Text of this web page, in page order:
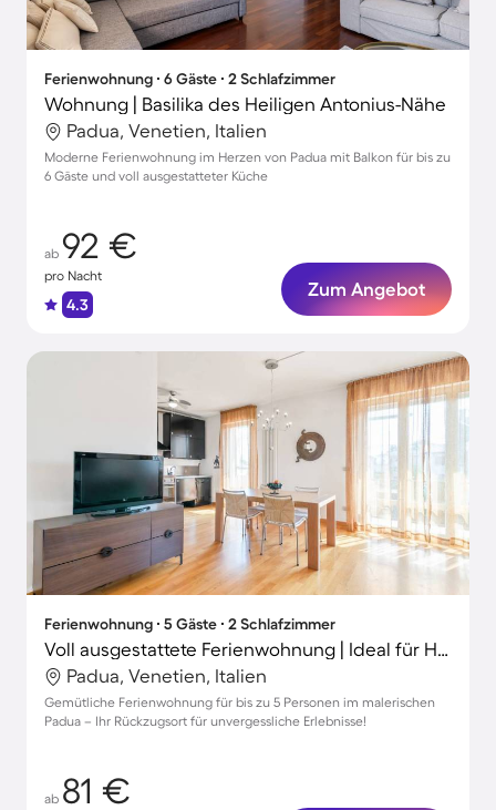
Ferienwohnung ∙ 6 Gäste ∙ 2 Schlafzimmer
Wohnung | Basilika des Heiligen Antonius-Nähe
Padua, Venetien, Italien
Moderne Ferienwohnung im Herzen von Padua mit Balkon für bis zu
6 Gäste und voll ausgestatteter Küche
ab 92 €
pro Nacht
4.3
Zum Angebot
Ferienwohnung ∙ 5 Gäste ∙ 2 Schlafzimmer
Voll ausgestattete Ferienwohnung | Ideal für Homeoffice
Padua, Venetien, Italien
Gemütliche Ferienwohnung für bis zu 5 Personen im malerischen
Padua – Ihr Rückzugsort für unvergessliche Erlebnisse!
ab 81 €